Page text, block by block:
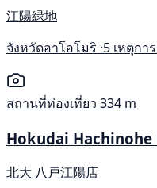
江陽緑地
จังหวัดอาโอโมริ ·5 เหตุกา
สถานที่ท่องเที่ยว 334 m
Hokudai Hachinohe
北大 八戸江陽店